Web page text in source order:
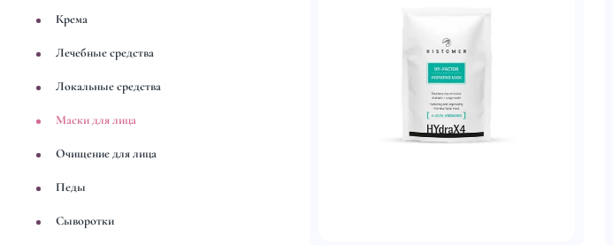
Крема
Лечебные средства
Локальные средства
Маски для лица
Очищение для лица
Педы
Сыворотки